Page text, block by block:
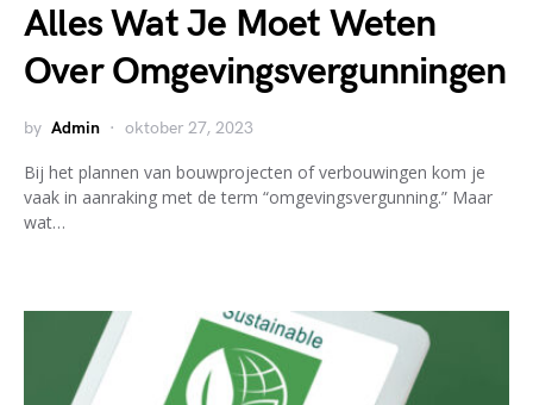
Alles Wat Je Moet Weten
Over Omgevingsvergunningen
by Admin oktober 27, 2023
Bij het plannen van bouwprojecten of verbouwingen kom je
vaak in aanraking met de term “omgevingsvergunning.” Maar
wat…